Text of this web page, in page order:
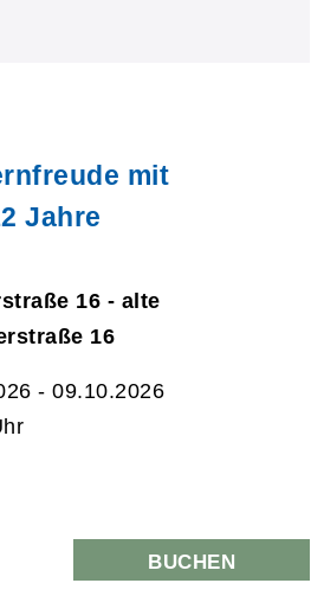
mit
Jahre
16 - alte
16
- 09.10.2026
BUCHEN